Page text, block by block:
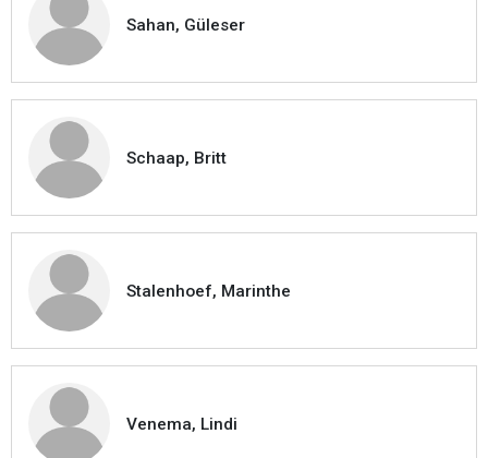
Sahan, Güleser
Schaap, Britt
Stalenhoef, Marinthe
Venema, Lindi